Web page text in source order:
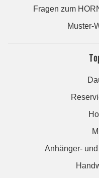
Fragen zum
Muster-
Anhänger-